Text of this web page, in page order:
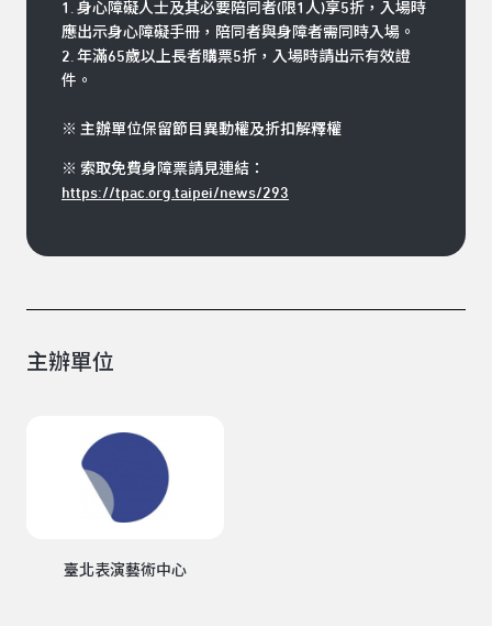
1. 身心障礙人士及其必要陪同者(限1人)享5折，入場時
應出示身心障礙手冊，陪同者與身障者需同時入場。
2. 年滿65歲以上長者購票5折，入場時請出示有效證
件。
※ 主辦單位保留節目異動權及折扣解釋權
※ 索取免費身障票請見連結：
https://tpac.org.taipei/news/293
主辦單位
臺北表演藝術中心